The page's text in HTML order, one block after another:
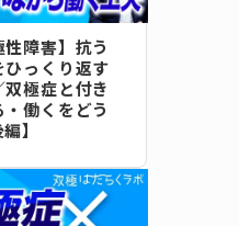
障害】抗う
っくり返す
極症と付き
働くをどう
】